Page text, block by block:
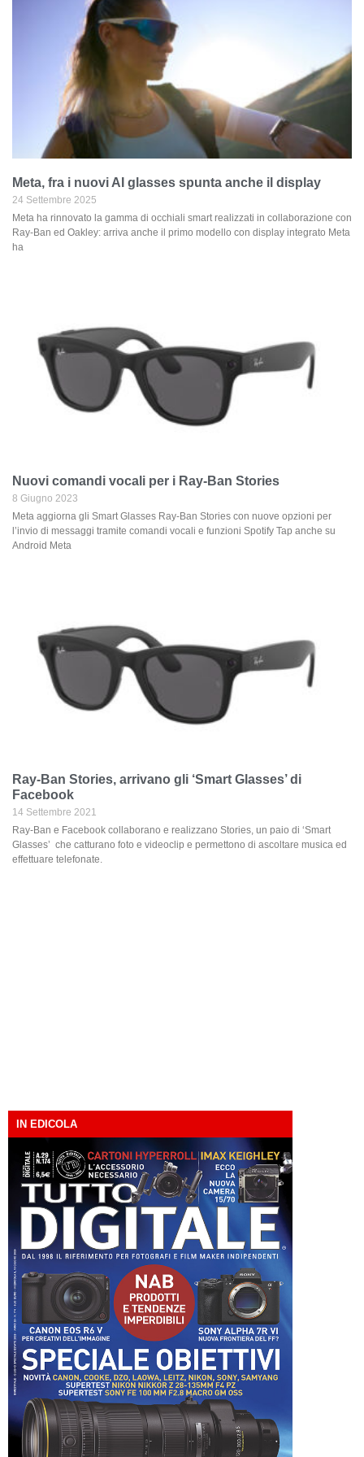
Meta, fra i nuovi AI glasses spunta anche il display
24 Settembre 2025
Meta ha rinnovato la gamma di occhiali smart realizzati in collaborazione con
Ray-Ban ed Oakley: arriva anche il primo modello con display integrato Meta
ha
Nuovi comandi vocali per i Ray-Ban Stories
8 Giugno 2023
Meta aggiorna gli Smart Glasses Ray-Ban Stories con nuove opzioni per
l’invio di messaggi tramite comandi vocali e funzioni Spotify Tap anche su
Android Meta
Ray-Ban Stories, arrivano gli ‘Smart Glasses’ di
Facebook
14 Settembre 2021
Ray-Ban e Facebook collaborano e realizzano Stories, un paio di ‘Smart
Glasses’ che catturano foto e videoclip e permettono di ascoltare musica ed
effettuare telefonate.
IN EDICOLA